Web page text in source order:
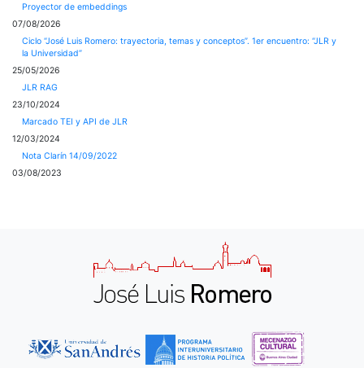
Proyector de embeddings
07/08/2026
Ciclo “José Luis Romero: trayectoria, temas y conceptos”. 1er encuentro: “JLR y
la Universidad”
25/05/2026
JLR RAG
23/10/2024
Marcado TEI y API de JLR
12/03/2024
Nota Clarín 14/09/2022
03/08/2023